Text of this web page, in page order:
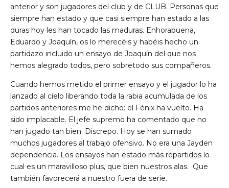
anterior y son jugadores del club y de CLUB. Personas que
siempre han estado y que casi siempre han estado a las
duras hoy les han tocado las maduras. Enhorabuena,
Eduardo y Joaquín, os lo merecéis y habéis hecho un
partidazo incluido un ensayo de Joaquín del que nos
hemos alegrado todos, pero sobretodo sus compañeros.
Cuando hemos metido el primer ensayo y el jugador lo ha
lanzado al cielo liberando toda la rabia acumulada de los
partidos anteriores me he dicho: el Fénix ha vuelto. Ha
sido implacable. El jefe supremo ha comentado que no
han jugado tan bien. Discrepo. Hoy se han sumado
muchos jugadores al trabajo ofensivo. No era una Jayden
dependencia. Los ensayos han estado más repartidos lo
cual es un maravilloso plus, que bien nuestros alas. Que
también favorecerá a nuestro fuera de serie.